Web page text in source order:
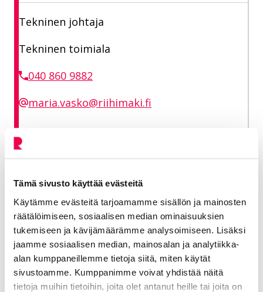
Tämä sivusto käyttää evästeitä
Käytämme evästeitä tarjoamamme sisällön ja mainosten
räätälöimiseen, sosiaalisen median ominaisuuksien
tukemiseen ja kävijämäärämme analysoimiseen. Lisäksi
jaamme sosiaalisen median, mainosalan ja analytiikka-
alan kumppaneillemme tietoja siitä, miten käytät
sivustoamme. Kumppanimme voivat yhdistää näitä
tietoja muihin tietoihin, joita olet antanut heille tai joita on
Tekninen johtaja
Tekninen toimiala
040 860 9882
maria.vasko@riihimaki.fi
Vuori Paavo
Rakennuspäällikkö
Tekninen toimiala
040 330 4872
paavo.vuori@riihimaki.fi